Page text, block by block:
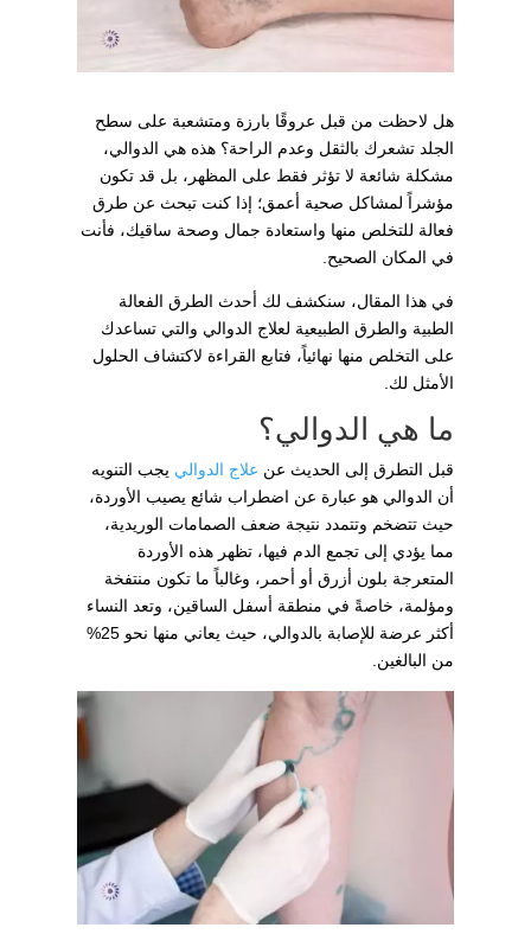
هل لاحظت من قبل عروقًا بارزة ومتشعبة على سطح
الجلد تشعرك بالثقل وعدم الراحة؟ هذه هي الدوالي،
مشكلة شائعة لا تؤثر فقط على المظهر، بل قد تكون
مؤشراً لمشاكل صحية أعمق؛ إذا كنت تبحث عن طرق
فعالة للتخلص منها واستعادة جمال وصحة ساقيك، فأنت
في المكان الصحيح.
في هذا المقال، سنكشف لك أحدث الطرق الفعالة
الطبية والطرق الطبيعية لعلاج الدوالي والتي تساعدك
على التخلص منها نهائياً، فتابع القراءة لاكتشاف الحلول
الأمثل لك.
ما هي الدوالي؟
قبل التطرق إلى الحديث عن علاج الدوالي يجب التنويه
أن الدوالي هو عبارة عن اضطراب شائع يصيب الأوردة،
حيث تتضخم وتتمدد نتيجة ضعف الصمامات الوريدية،
مما يؤدي إلى تجمع الدم فيها، تظهر هذه الأوردة
المتعرجة بلون أزرق أو أحمر، وغالباً ما تكون منتفخة
ومؤلمة، خاصةً في منطقة أسفل الساقين، وتعد النساء
أكثر عرضة للإصابة بالدوالي، حيث يعاني منها نحو 25%
من البالغين.